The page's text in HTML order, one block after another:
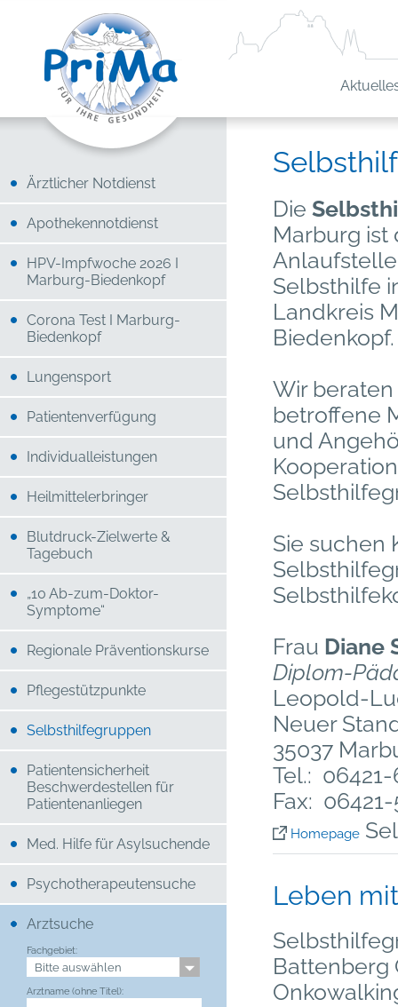
Ärztlicher Notdienst
Apothekennotdienst
HPV-Impfwoche 2026 I
Marburg-Biedenkopf
Corona Test I Marburg-
Biedenkopf
Lungensport
Patientenverfügung
Individualleistungen
Heilmittelerbringer
Blutdruck-Zielwerte &
Tagebuch
„10 Ab-zum-Doktor-
Symptome“
Regionale Präventionskurse
Pflegestützpunkte
Selbsthilfegruppen
Patientensicherheit
Beschwerdestellen für
Patientenanliegen
Med. Hilfe für Asylsuchende
Psychotherapeutensuche
Arztsuche
Fachgebiet:
Arztname (ohne Titel):
Die
Marburg ist
Selbsthilfe
Landkreis
Biedenkopf.
Wir
betroffene
und
Sie suchen
Frau Diane
Diplom-
Leopold-
Neuer
35037
Tel.:
Fax:
Homepage
Leben
Battenberg